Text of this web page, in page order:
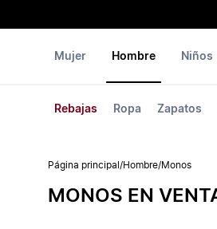
Mujer Hombre
Rebajas Ropa Zapatos
Niños
Página principal /Hombre/Monos
MONOS EN